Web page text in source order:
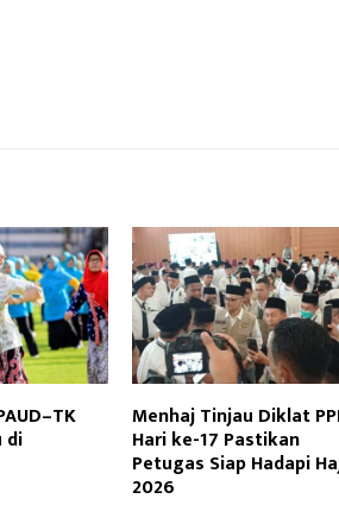
di
Menhaj Tinjau Diklat
Hari ke-17 Pastikan
Petugas Siap Hadapi
2026